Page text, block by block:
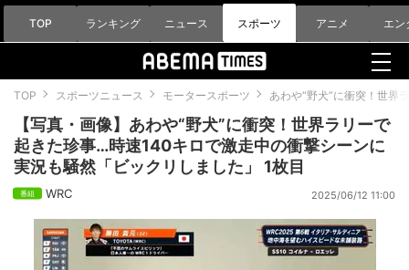
TOP ランキング ニュース スポーツ アニメ エン
TOP スポーツニュース モータースポーツ あわや“野犬”に衝突！世界
【写真・画像】あわや“野犬”に衝突！世界ラリーで
起きた珍事…時速140キロで激走中の衝撃シーンに
実況も騒然「ビックリしました」 1枚目
WRC 2025/06/12 11:00